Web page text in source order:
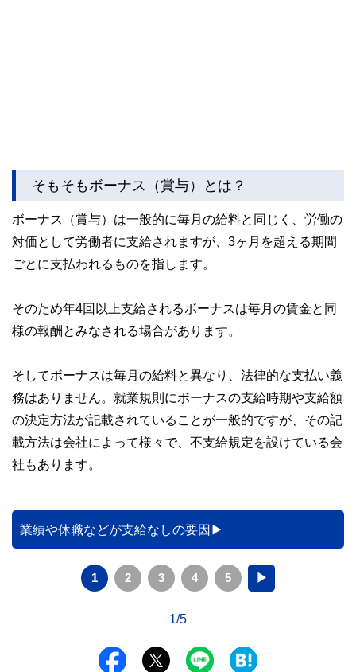
そもそもボーナス（賞与）とは？
ボーナス（賞与）は一般的に毎月の給料と同じく、労働の
対価として労働者に支給されますが、3ヶ月を超える期間
ごとに支払われるものを指します。
そのため年4回以上支給されるボーナスは毎月の賃金と同
様の報酬とみなされる場合があります。
そしてボーナスは毎月の給料と異なり、法律的な支払い義
務はありません。就業規則にボーナスの支給時期や支給額
の決定方法が記載されていることが一般的ですが、その記
載方法は会社によって様々で、不支給規定を設けている会
社もあります。
業績や休職などが支給なしの要因
1 2 3 4 5 ▶
1/5